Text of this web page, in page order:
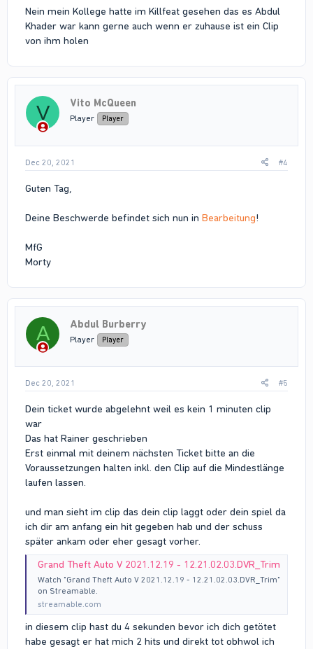
Nein mein Kollege hatte im Killfeat gesehen das es Abdul
Khader war kann gerne auch wenn er zuhause ist ein Clip
von ihm holen
V Vito McQueen
Player Player
Dec 20, 2021 #4
Guten Tag,
Deine Beschwerde befindet sich nun in Bearbeitung!
MfG
Morty
A Abdul Burberry
Player Player
Dec 20, 2021 #5
Dein ticket wurde abgelehnt weil es kein 1 minuten clip
war
Das hat Rainer geschrieben
Erst einmal mit deinem nächsten Ticket bitte an die
Voraussetzungen halten inkl. den Clip auf die Mindestlänge
laufen lassen.
und man sieht im clip das dein clip laggt oder dein spiel da
ich dir am anfang ein hit gegeben hab und der schuss
später ankam oder eher gesagt vorher.
Grand Theft Auto V 2021.12.19 - 12.21.02.03.DVR_Trim
Watch "Grand Theft Auto V 2021.12.19 - 12.21.02.03.DVR_Trim"
on Streamable.
streamable.com
in diesem clip hast du 4 sekunden bevor ich dich getötet
habe gesagt er hat mich 2 hits und direkt tot obhwol ich